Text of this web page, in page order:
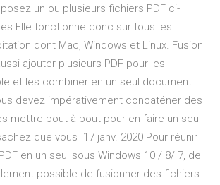
un ou plusieurs fichiers PDF ci-
Elle fonctionne donc sur tous les
dont Mac, Windows et Linux. Fusion
ajouter plusieurs PDF pour les
et les combiner en un seul document .
devez impérativement concaténer des
mettre bout à bout pour en faire un seul
que vous 17 janv. 2020 Pour réunir
en un seul sous Windows 10 / 8/ 7, de
possible de fusionner des fichiers